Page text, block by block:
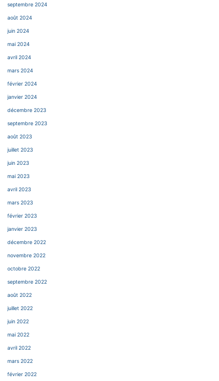
septembre 2024
août 2024
juin 2024
mai 2024
avril 2024
mars 2024
février 2024
janvier 2024
décembre 2023
septembre 2023
août 2023
juillet 2023
juin 2023
mai 2023
avril 2023
mars 2023
février 2023
janvier 2023
décembre 2022
novembre 2022
octobre 2022
septembre 2022
août 2022
juillet 2022
juin 2022
mai 2022
avril 2022
mars 2022
février 2022